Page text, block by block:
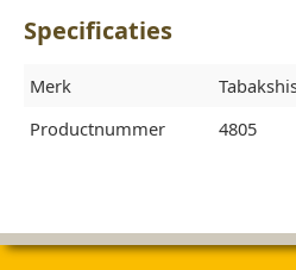
Specificaties
Merk
Productnummer
4805